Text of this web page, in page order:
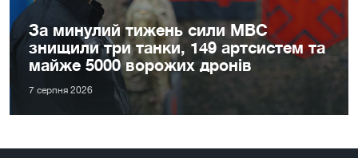
За минулий тижень сили МВС
знищили три танки, 149 артсистем та
майже 5000 ворожих дронів
7 серпня 2026